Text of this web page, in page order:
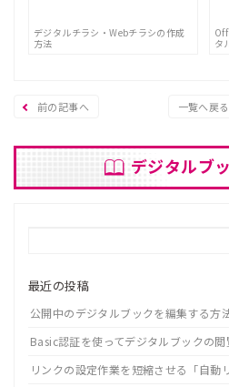
デジタルチラシ・Webチラシの作成
方法
タ
前の記事へ 一覧へ戻る
デジタルブ
最近の投稿
公開中のデジタルブックを編集する方
Basic認証を使ってデジタルブックの
リンクの設定作業を短縮させる「自動